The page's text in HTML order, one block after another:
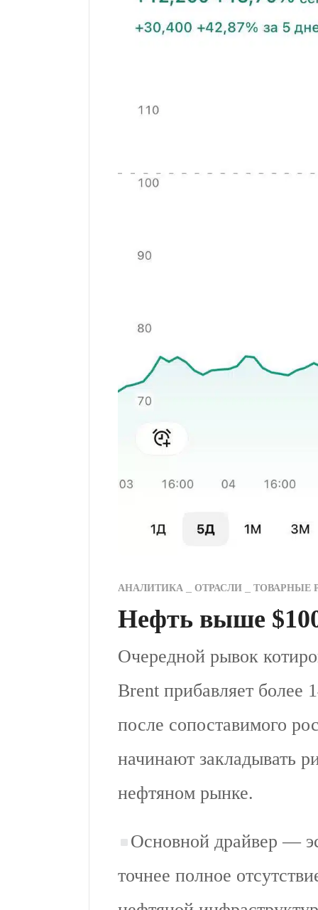
АНАЛИТИКА ОТРАСЛИ ТОВАРНЫЕ
Нефть выше
Очередной рывок
Brent прибавляет
после сопоставимого
начинают закладывать
нефтяном рынке.
Основной драйвер —
точнее полное